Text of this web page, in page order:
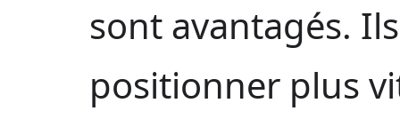
sont avantagés.
positionner plus